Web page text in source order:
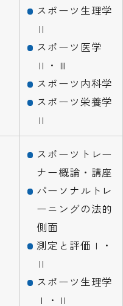
スポーツ生理学
Ⅱ
スポーツ医学
Ⅱ・Ⅲ
スポーツ内科学
スポーツ栄養学
Ⅱ
スポーツトレー
ナー概論・講座
パーソナルトレ
ーニングの法的
側面
測定と評価Ⅰ・
Ⅱ
スポーツ生理学
Ⅰ・Ⅱ